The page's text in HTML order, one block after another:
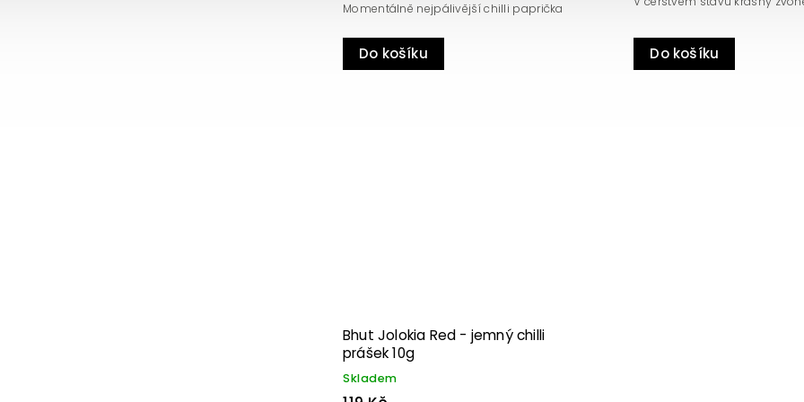
Do košíku
Momentálně nejpálivější chilli paprička
Do košíku
Bhut Jolokia Red - jemný chilli
prášek 10g
Skladem